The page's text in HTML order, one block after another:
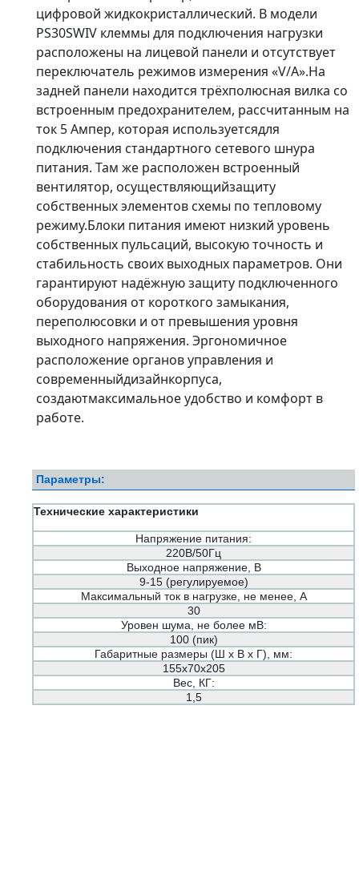
цифровой жидкокристаллический. В модели
PS30SWIV клеммы для подключения нагрузки
расположены на лицевой панели и отсутствует
переключатель режимов измерения «V/A».На
задней панели находится трёхполюсная вилка со
встроенным предохранителем, рассчитанным на
ток 5 Ампер, которая используетсядля
подключения стандартного сетевого шнура
питания. Там же расположен встроенный
вентилятор, осуществляющийзащиту
собственных элементов схемы по тепловому
режиму.Блоки питания имеют низкий уровень
собственных пульсаций, высокую точность и
стабильность своих выходных параметров. Они
гарантируют надёжную защиту подключенного
оборудования от короткого замыкания,
переполюсовки и от превышения уровня
выходного напряжения. Эргономичное
расположение органов управления и
современныйдизайнкорпуса,
создаютмаксимальное удобство и комфорт в
работе.
Параметры:
Технические характеристики
Напряжение питания:
220В/50Гц
Выходное напряжение, В
9-15 (регулируемое)
Максимальный ток в нагрузке, не менее, А
30
Уровен шума, не более мВ:
100 (пик)
Габаритные размеры (Ш х В х Г), мм:
155х70х205
Вес, КГ:
1,5